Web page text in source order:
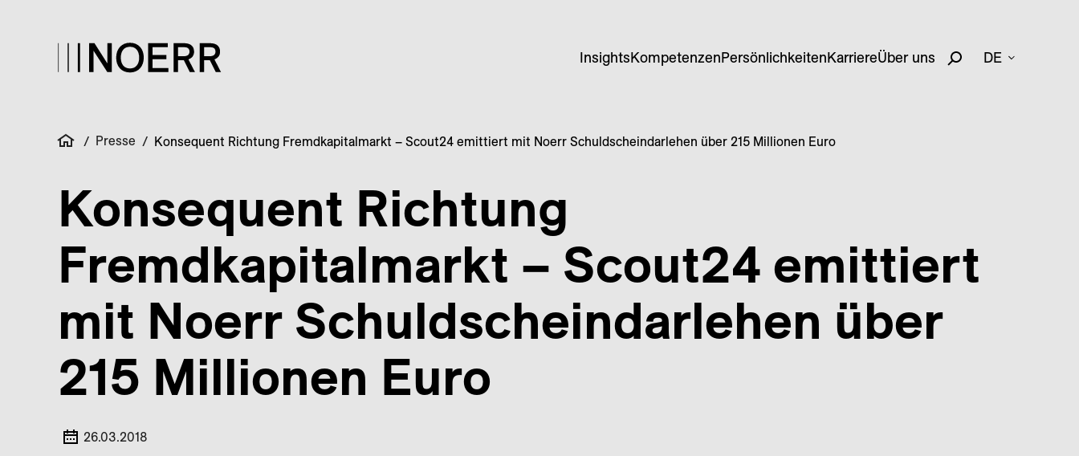
InsightsKompetenzenPersönlichkeitenKarriereÜber uns DE
/ Presse / Konsequent Richtung Fremdkapitalmarkt – Scout24 emittiert mit Noerr Schuldscheindarlehen über 215 Millionen Euro
Konsequent Richtung
Fremdkapitalmarkt – Scout24 emittiert
mit Noerr Schuldscheindarlehen über
215 Millionen Euro
26.03.2018